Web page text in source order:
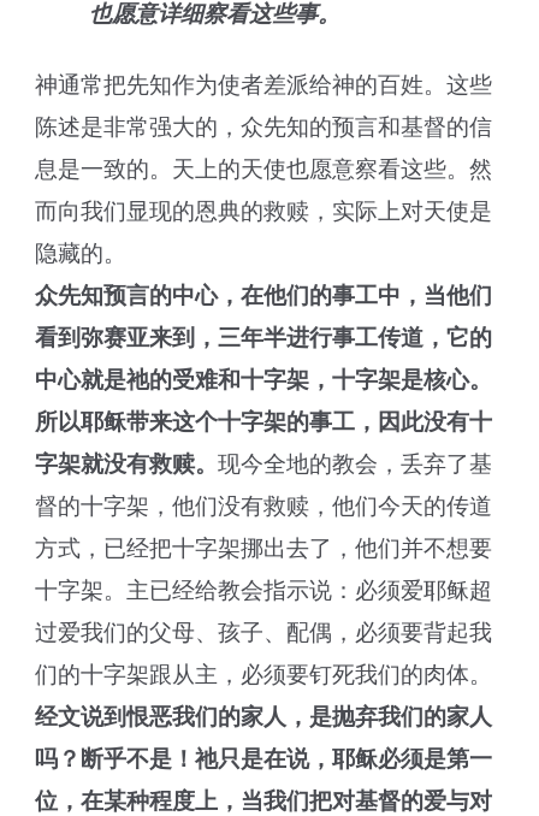
也愿意详细察看这些事。
神通常把先知作为使者差派给神的百姓。这些
陈述是非常强大的，众先知的预言和基督的信
息是一致的。天上的天使也愿意察看这些。然
而向我们显现的恩典的救赎，实际上对天使是
隐藏的。
众先知预言的中心，在他们的事工中，当他们
看到弥赛亚来到，三年半进行事工传道，它的
中心就是祂的受难和十字架，十字架是核心。
所以耶稣带来这个十字架的事工，因此没有十
字架就没有救赎。现今全地的教会，丢弃了基
督的十字架，他们没有救赎，他们今天的传道
方式，已经把十字架挪出去了，他们并不想要
十字架。主已经给教会指示说：必须爱耶稣超
过爱我们的父母、孩子、配偶，必须要背起我
们的十字架跟从主，必须要钉死我们的肉体。
经文说到恨恶我们的家人，是抛弃我们的家人
吗？断乎不是！祂只是在说，耶稣必须是第一
位，在某种程度上，当我们把对基督的爱与对